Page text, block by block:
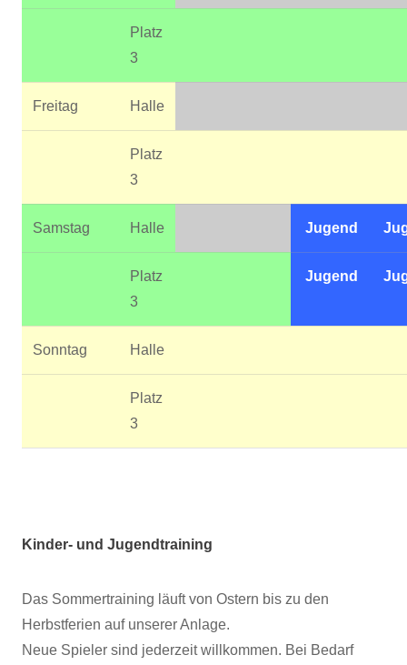
Platz
3
Freitag Halle
Platz
3
Samstag Halle Jugend
Platz
3
Jugend
Sonntag Halle
Platz
3
Kinder- und Jugendtraining
Das Sommertraining läuft von Ostern bis zu den
Herbstferien auf unserer Anlage.
Neue Spieler sind jederzeit willkommen. Bei Bedarf